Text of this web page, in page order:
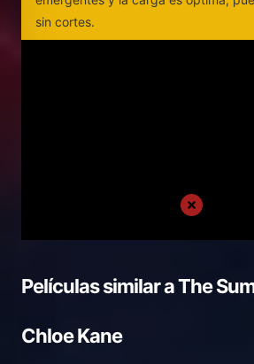
sin cortes.
Películas similar aThe
Chloe Kane